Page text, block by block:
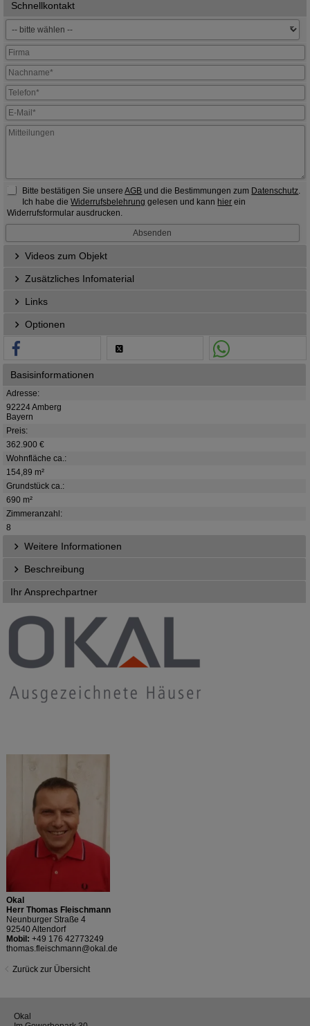
Schnellkontakt
Bitte bestätigen Sie unsereAGB und die Bestimmungen zum Datenschutz
Ich habe dieWiderrufsbelehrung gelesen und kann hier ein
Widerrufsformular ausdrucken.
Videos zum Objekt
Zusätzliches Infomaterial
Links
Optionen
Basisinformationen
Adresse:
92224 Amberg
Bayern
Preis:
362.900 €
Wohnfläche ca.:
154,89 m²
Grundstück ca.:
690 m²
Zimmeranzahl:
8
Weitere Informationen
Beschreibung
Ihr Ansprechpartner
Okal
Herr Thomas Fleischmann
Neunburger Straße 4
92540 Altendorf
Mobil: +49 176 42773249
thomas.fleischmann@okal.de
Zurück zur Übersicht
Okal